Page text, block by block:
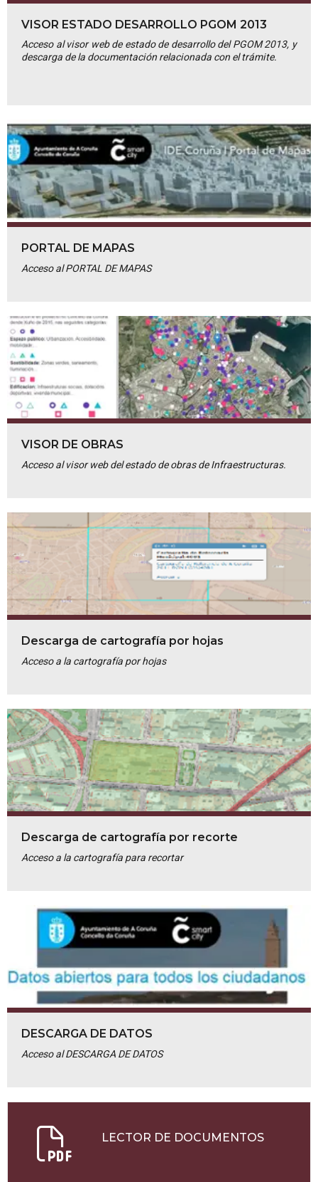
VISOR ESTADO DESARROLLO PGOM 2013
Acceso al visor web de estado de desarrollo del PGOM 2013, y
descarga de la documentación relacionada con el trámite.
PORTAL DE MAPAS
Acceso al PORTAL DE MAPAS
VISOR DE OBRAS
Acceso al visor web del estado de obras de Infraestructuras.
Descarga de cartografía por hojas
Acceso a la cartografía por hojas
Descarga de cartografía por recorte
Acceso a la cartografía para recortar
DESCARGA DE DATOS
Acceso al DESCARGA DE DATOS
LECTOR DE DOCUMENTOS